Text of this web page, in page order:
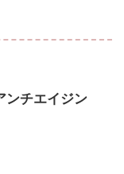
ンチエイジン